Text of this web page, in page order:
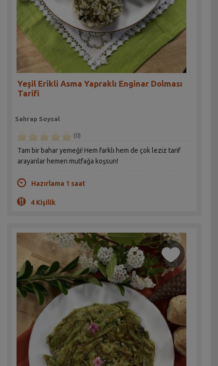
Yeşil Erikli Asma Yapraklı Enginar Dolması
Tarifi
Sahrap Soysal
(0)
Tam bir bahar yemeği! Hem farklı hem de çok leziz tarif
arayanlar hemen mutfağa koşsun!
Hazırlama 1 saat
4 Kişilik